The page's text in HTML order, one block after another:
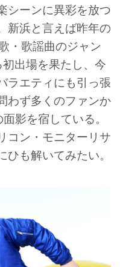
シーンに異彩を放つ
新浜と言えば昨年の
・歌謡曲のジャン
出場を果たし、今
エティにも引っ張
わず多くのファンか
影を宿している。
コン・モニターリサ
も解いてみたい。